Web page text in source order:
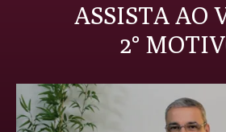
ASSISTA AO
2°